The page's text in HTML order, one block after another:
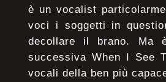
è un vocalist
voci i soggetti in
decollare il brano. Ma
successiva When I See
vocali della ben più